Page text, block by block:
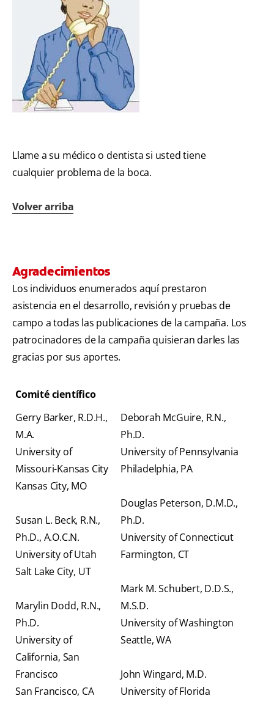
Llame a su médico o dentista si usted tiene
cualquier problema de la boca.
Volver arriba
Agradecimientos
Los individuos enumerados aquí prestaron
asistencia en el desarrollo, revisión y pruebas de
campo a todas las publicaciones de la campaña. Los
patrocinadores de la campaña quisieran darles las
gracias por sus aportes.
Comité científico
Gerry Barker, R.D.H.,
M.A.
University of
Missouri-Kansas City
Kansas City, MO
Susan L. Beck, R.N.,
Ph.D., A.O.C.N.
University of Utah
Salt Lake City, UT
Marylin Dodd, R.N.,
Ph.D.
University of
California, San
Francisco
San Francisco, CA
Deborah McGuire, R.N.,
Ph.D.
University of Pennsylvania
Philadelphia, PA
Douglas Peterson, D.M.D.,
Ph.D.
University of Connecticut
Farmington, CT
Mark M. Schubert, D.D.S.,
M.S.D.
University of Washington
Seattle, WA
John Wingard, M.D.
University of Florida